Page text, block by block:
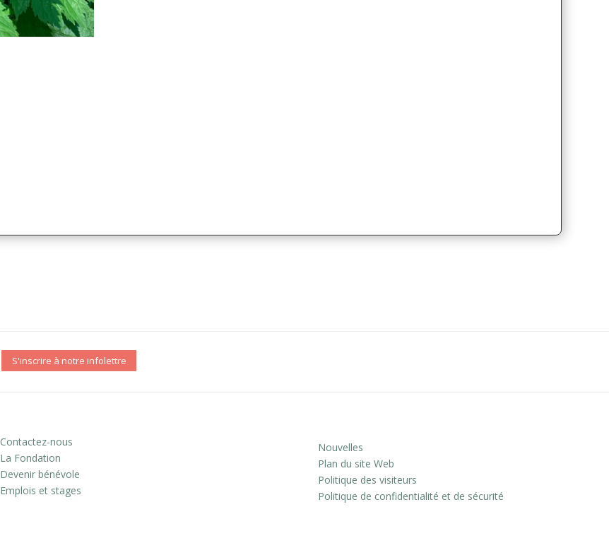
S'inscrire à notre infolettre
Contactez-nous
La Fondation
Devenir bénévole
Emplois et stages
Nouvelles
Plan du site Web
Politique des visiteurs
Politique de confidentialité et de sécurité